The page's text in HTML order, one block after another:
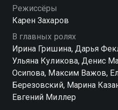
Марии вырваться из этого
отношения с Алексеем?
Посмотреть онлайн 1
вы можете совершенно
качестве на Смотрёшке
Режиссёры
Карен Захаров
В главных ролях
Ирина Гришина, Дарья
Ульяна Куликова, Денис
Осипова, Максим Важов,
Березовский, Марина
Евгений Миллер